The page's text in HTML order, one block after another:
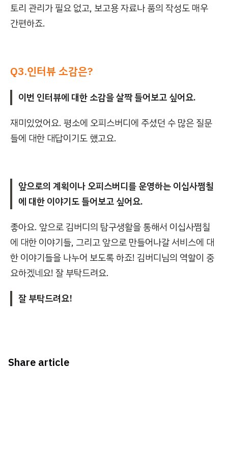
토리 관리가 필요 없고, 보고용 자료나 품의 작성도 매우
간편하죠.
Q3.인터뷰 소감은?
이번 인터뷰에 대한 소감을 살짝 들어보고 싶어요.
재미있었어요. 평소에 오피스버디에 주셨던 수 많은 질문
들에 대한 대답이기도 했고요.
앞으로의 계획이나 오피스버디를 운영하는 이십사쩜칠
에 대한 이야기도 들어보고 싶어요.
좋아요. 앞으로 김버디의 탐구생활을 통해서 이십사쩜칠
에 대한 이야기들, 그리고 앞으로 만들어나갈 서비스에 대
한 이야기들을 나누어 보도록 하죠! 김버디님의 역할이 중
요하겠네요! 잘 부탁드려요.
잘 부탁드려요!
Share article